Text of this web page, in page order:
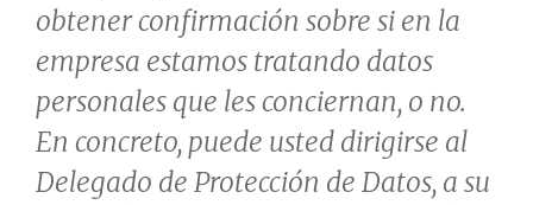
obtener confirmación sobre si en la
empresa estamos tratando datos
personales que les conciernan, o no.
En concreto, puede usted dirigirse al
Delegado de Protección de Datos, a su